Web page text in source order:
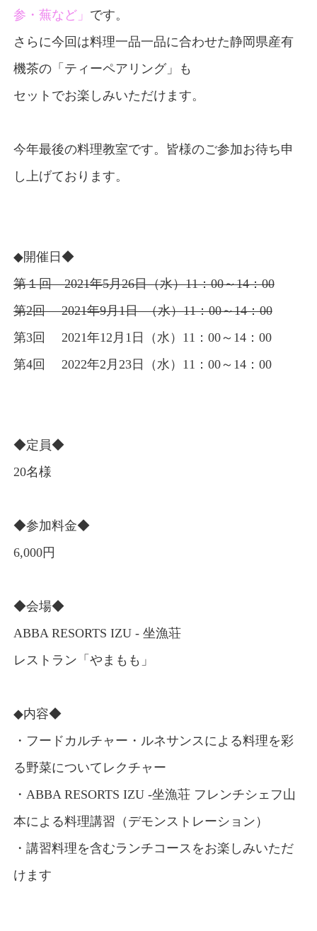
参・蕪など」 です。
さらに今回は料理一品一品に合わせた静岡県産有
機茶の「ティーペアリング」も
セットでお楽しみいただけます。
今年最後の料理教室です。皆様のご参加お待ち申
し上げております。
◆開催日◆
第１回 2021年5月26日（水）11：00～14：00
第2回 2021年9月1日 （水）11：00～14：00
第3回 2021年12月1日（水）11：00～14：00
第4回 2022年2月23日（水）11：00～14：00
◆定員◆
20名様
◆参加料金◆
6,000円
◆会場◆
ABBA RESORTS IZU - 坐漁荘
レストラン「やまもも」
◆内容◆
・フードカルチャー・ルネサンスによる料理を彩
る野菜についてレクチャー
・ABBA RESORTS IZU -坐漁荘 フレンチシェフ山
本による料理講習（デモンストレーション）
・講習料理を含むランチコースをお楽しみいただ
けます